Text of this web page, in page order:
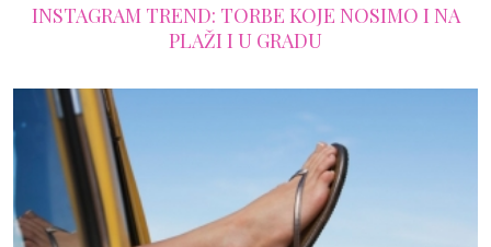
INSTAGRAM TREND: TORBE KOJE NOSIMO I NA
PLAŽI I U GRADU